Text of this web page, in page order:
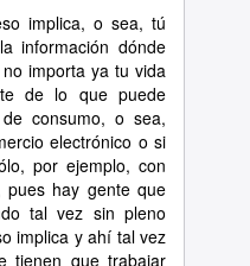
implica, o sea, tú
información dónde
importa ya tu vida
de lo que puede
consumo, o sea,
electrónico o si
por ejemplo, con
pues hay gente que
tal vez sin pleno
implica y ahí tal vez
tienen que trabajar